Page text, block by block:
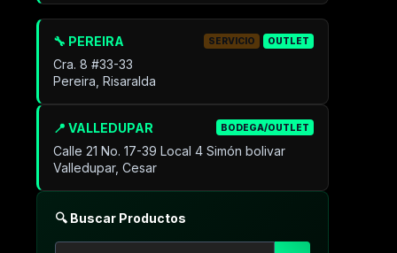
📍 VALLEDUPAR BODEGA/OUTLET
Calle 21 No. 17-39 Local 4 Simón bolivar
Valledupar, Cesar
🔧 PEREIRA SERVICIO OUTLET
Cra. 8 #33-33
Pereira, Risaralda
🔍 Buscar Productos